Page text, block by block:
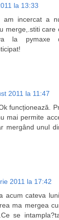
la 13:33
am incercat a
merge,.stiti care
la
2011 la 11:47
funcționează.
mai permite
mergând unul
2011 la 17:42
acum cateva
ma mergea
se